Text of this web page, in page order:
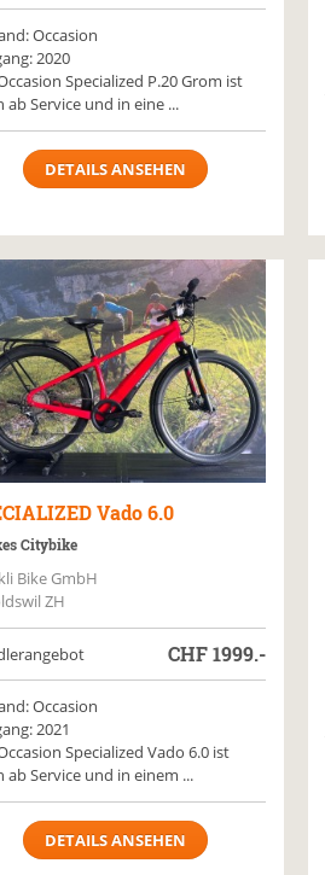
Occasion
2020
Specialized P.20 Grom ist
ab Service und in eine ...
DETAILS ANSEHEN
Vado 6.0
Citybike
Bike GmbH
ZH
CHF1999.-
Occasion
2021
Specialized Vado 6.0 ist
ab Service und in einem ...
DETAILS ANSEHEN